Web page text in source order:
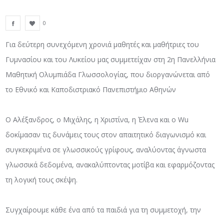
0
Για δεύτερη συνεχόμενη χρονιά μαθητές και μαθήτριες του
Γυμνασίου και του Λυκείου μας συμμετείχαν στη 2η Πανελλήνια
Μαθητική Ολυμπιάδα Γλωσσολογίας, που διοργανώνεται από
το Εθνικό και Καποδιστριακό Πανεπιστήμιο Αθηνών
Ο Αλέξανδρος, ο Μιχάλης, η Χριστίνα, η Έλενα και ο Wu
δοκίμασαν τις δυνάμεις τους στον απαιτητικό διαγωνισμό και
συγκεκριμένα σε γλωσσικούς γρίφους, αναλύοντας άγνωστα
γλωσσικά δεδομένα, ανακαλύπτοντας μοτίβα και εφαρμόζοντας
τη λογική τους σκέψη.
Συγχαίρουμε κάθε ένα από τα παιδιά για τη συμμετοχή, την